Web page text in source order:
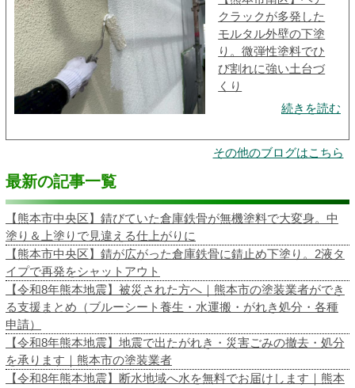
クラックが多発した
モルタル外壁の下塗
り。微弾性塗料でひ
び割れに強い土台づ
くり
続きを読む
その他のブログはこちら
最新の記事一覧
【熊本市中央区】錆びていた倉庫鉄骨が無機塗料で大変身。中
塗り＆上塗りで見違える仕上がりに
【熊本市中央区】錆が広がった倉庫鉄骨に錆止め下塗り。2液タ
イプで再発をシャットアウト
【令和8年熊本地震】被災された方へ｜熊本市の塗装業者ができ
る支援まとめ（ブルーシート養生・水運搬・がれき処分・各種
申請）
【令和8年熊本地震】地震で出たがれき・災害ごみの撤去・処分
を承ります｜熊本市の塗装業者
【令和8年熊本地震】断水地域へ水を無料でお届けします｜熊本